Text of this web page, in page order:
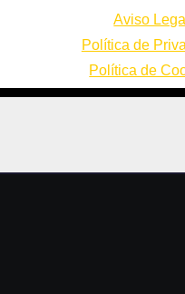
Aviso Legal
Política de
Política de